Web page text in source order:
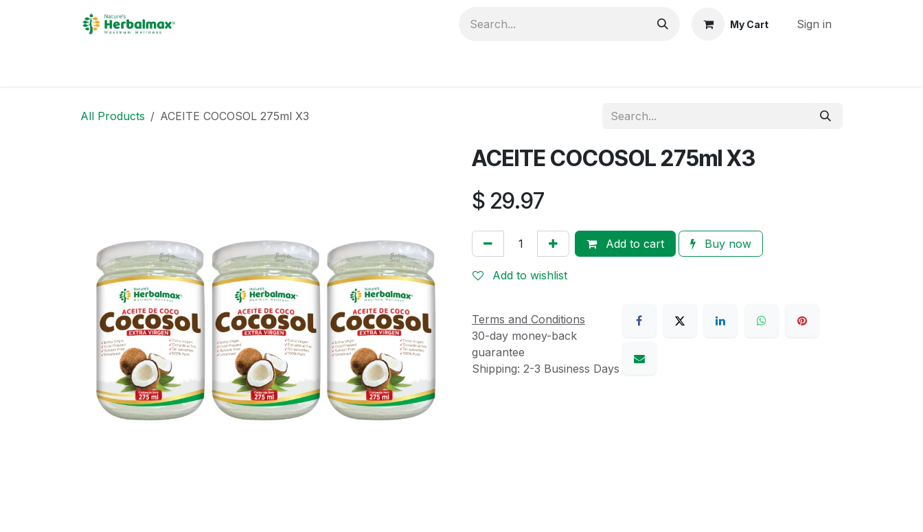
My Cart Sign in
All Products ACEITE COCOSOL 275ml X3
ACEITE COCOSOL 275ml X3
$ 29.97
Add to cart Buy now
Add to wishlist
Terms and Conditions
30-day money-back
guarantee
Shipping: 2-3 Business Days